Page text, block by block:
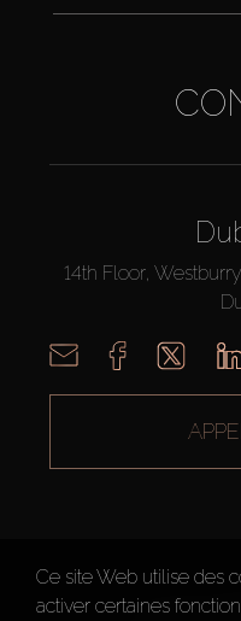
14th Floor,
AX CAPITAL
Ce site Web utilise des
activer certaines